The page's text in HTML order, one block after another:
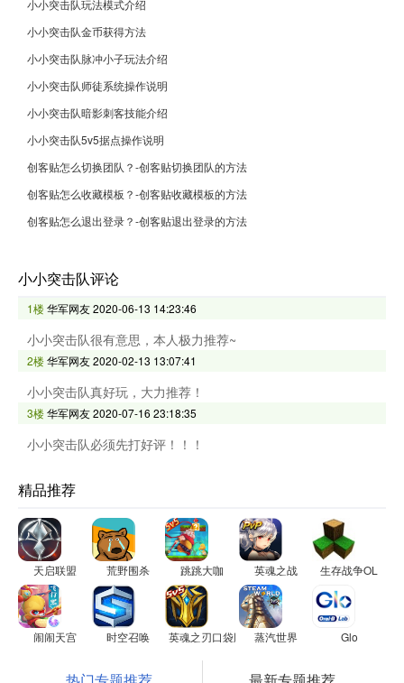
小小突击队玩法模式介绍
小小突击队金币获得方法
小小突击队脉冲小子玩法介绍
小小突击队师徒系统操作说明
小小突击队暗影刺客技能介绍
小小突击队5v5据点操作说明
创客贴怎么切换团队？-创客贴切换团队的方法
创客贴怎么收藏模板？-创客贴收藏模板的方法
创客贴怎么退出登录？-创客贴退出登录的方法
小小突击队评论
1楼华军网友2020-06-13 14:23:46
小小突击队很有意思，本人极力推荐~
2楼华军网友2020-02-13 13:07:41
小小突击队真好玩，大力推荐！
3楼华军网友2020-07-16 23:18:35
小小突击队必须先打好评！！！
精品推荐
天启联盟 荒野围杀 跳跳大咖 英魂之战 生存战争OL
闹闹天宫 时空召唤 英魂之刃口袋版 蒸汽世界 Glo